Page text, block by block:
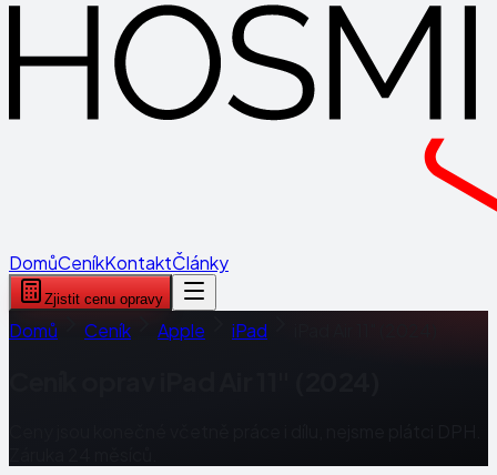
DomůCeníkKontaktČlánky
Zjistit cenu opravy
Domů Ceník Apple iPad